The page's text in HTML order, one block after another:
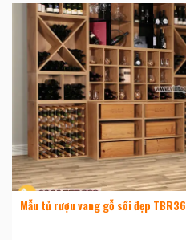
Mẫu tủ rượu vang gỗ sồi đẹp TBR36